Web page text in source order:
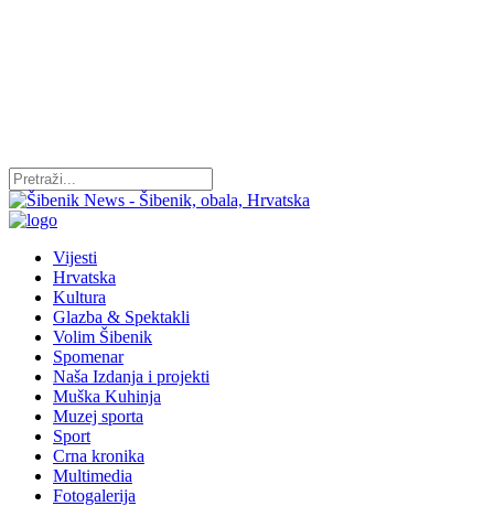
Vijesti
Hrvatska
Kultura
Glazba & Spektakli
Volim Šibenik
Spomenar
Naša Izdanja i projekti
Muška Kuhinja
Muzej sporta
Sport
Crna kronika
Multimedia
Fotogalerija